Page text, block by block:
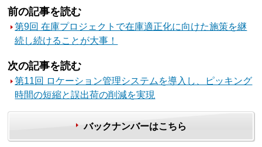
前の記事を読む
第9回 在庫プロジェクトで在庫適正化に向けた施策を継
続し続けることが大事！
次の記事を読む
第11回 ロケーション管理システムを導入し、ピッキング
時間の短縮と誤出荷の削減を実現
バックナンバーはこちら